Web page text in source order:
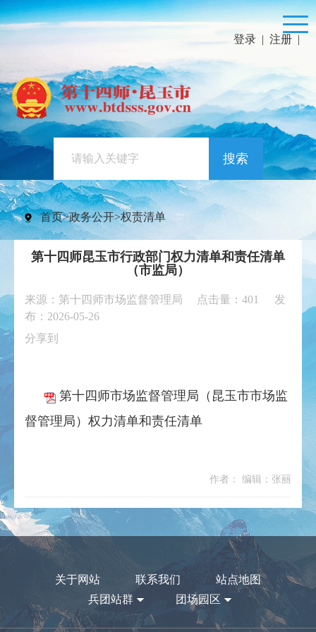
登录 | 注册 |
搜索
首页>政务公开>权责清单
第十四师昆玉市行政部门权力清单和责任清单
（市监局）
来源：第十四师市场监督管理局 点击量： 401
发
布：2026-05-26
分享到
第十四师市场监督管理局（昆玉市市场监
督管理局）权力清单和责任清单
作者： 编辑：张丽
关于网站 联系我们
站点地图
兵团站群
团场园区